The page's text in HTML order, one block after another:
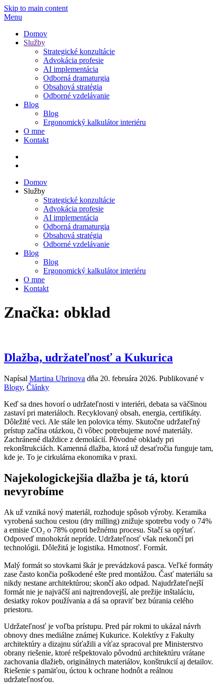
Skip to main content
Menu
Domov
Služby
Strategické konzultácie
Advokácia profesie
AI implementácia
Odborná dramaturgia
Obsahová stratégia
Odborné vzdelávanie
Blog
Blog
Ergonomický kalkulátor interiéru
O mne
Kontakt
Domov
Služby
Strategické konzultácie
Advokácia profesie
AI implementácia
Odborná dramaturgia
Obsahová stratégia
Odborné vzdelávanie
Blog
Blog
Ergonomický kalkulátor interiéru
O mne
Kontakt
Značka: obklad
Dlažba, udržateľnosť a Kukurica
Napísal Martina Uhrinova dňa 20. februára 2026. Publikované v
Blogy, Články
Keď sa dnes hovorí o udržateľnosti v interiéri, debata sa väčšinou
zastaví pri materiáloch. Recyklovaný obsah, energia, certifikáty.
Dôležité veci. Ale stále len polovica témy. Skutočne udržateľný
prístup začína otázkou, či vôbec potrebujeme nové materiály.
Zachránené dlaždice z demolácií. Pôvodné obklady pri
rekonštrukciách. Kamenná dlažba, ktorá už desaťročia funguje tam,
kde je. To je cirkulárna ekonomika v praxi.
Najekologickejšia dlažba je tá, ktorú
nevyrobíme
Ak už vzniká nový materiál, rozhoduje spôsob výroby. Keramika
vyrobená suchou cestou (dry milling) znižuje spotrebu vody o 74%
a emisie CO₂ o 78% oproti bežnému procesu. Stačí sa opýtať.
Odpoveď mnohokrát nepríde. Udržateľnosť však nekončí pri
technológii. Dôležitá je logistika. Hmotnosť. Formát.
Malý formát so stovkami škár je prevádzková pasca. Veľké formáty
zase často končia poškodené ešte pred montážou. Časť materiálu sa
nikdy nestane architektúrou; skončí ako odpad. Najudržateľnejší
formát nie je najväčší ani najtrendovejší, ale prežije inštaláciu,
desiatky rokov používania a dá sa opraviť bez búrania celého
priestoru.
Udržateľnosť je voľba prístupu. Pred pár rokmi to ukázal návrh
obnovy dnes mediálne známej Kukurice. Kolektívy z Fakulty
architektúry a dizajnu súťažili a víťaz spracoval pre Ministerstvo
obrany riešenie, ktoré rešpektovalo pôvodnú architektúru vrátane
zachovania dlažieb, originálnych materiálov, konštrukcií aj detailov.
Riešenie s pamäťou, úctou k ochrane hodnôt a reálnou
udržateľnosťou.